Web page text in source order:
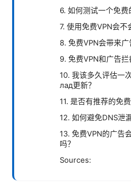
6. 如何测试一个免费
7. 使用免费VPN会不
8. 免费VPN会带来广
9. 免费VPN和广告拦
10. 我该多久评估一
лад更新？
11. 是否有推荐的免费
12. 如何避免DNS泄漏
13. 免费VPN的广告
吗？
Sources: